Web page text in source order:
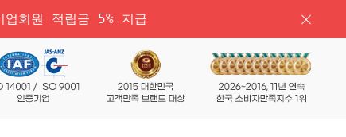
회원 적립금 5% 지급